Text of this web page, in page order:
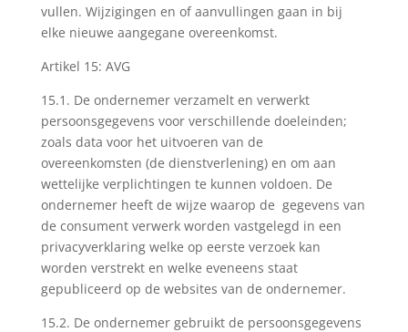
vullen. Wijzigingen en of aanvullingen gaan in bij
elke nieuwe aangegane overeenkomst.
Artikel 15: AVG
15.1. De ondernemer verzamelt en verwerkt
persoonsgegevens voor verschillende doeleinden;
zoals data voor het uitvoeren van de
overeenkomsten (de dienstverlening) en om aan
wettelijke verplichtingen te kunnen voldoen. De
ondernemer heeft de wijze waarop de gegevens van
de consument verwerk worden vastgelegd in een
privacyverklaring welke op eerste verzoek kan
worden verstrekt en welke eveneens staat
gepubliceerd op de websites van de ondernemer.
15.2. De ondernemer gebruikt de persoonsgegevens